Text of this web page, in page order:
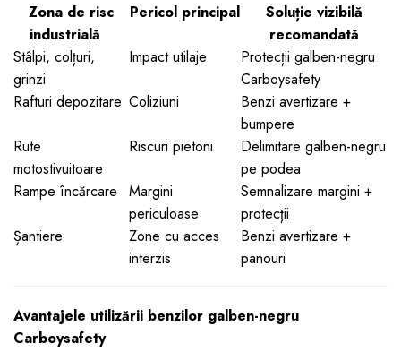
Zona de risc
industrială
Pericol principal
Soluție vizibilă
recomandată
Stâlpi, colțuri,
grinzi
Impact utilaje
Protecții galben-negru
Carboysafety
Rafturi depozitare Coliziuni
Benzi avertizare +
bumpere
Rute
motostivuitoare
Riscuri pietoni
Delimitare galben-negru
pe podea
Rampe încărcare
Margini
periculoase
Semnalizare margini +
protecții
Șantiere
Zone cu acces
interzis
Benzi avertizare +
panouri
Avantajele utilizării benzilor galben-negru
Carboysafety